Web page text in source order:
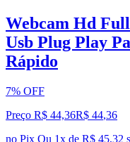
Webcam Hd
Usb Plug Play
Rápido
7% OFF
Preço R$ 44,36R$ 44,36
no Pix Ou 1x de R$ 45,32